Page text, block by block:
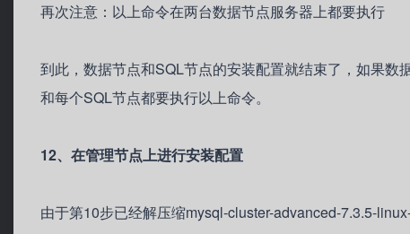
再次注意：以上命令在两台数据节点服务器上都要执行
到此，数据节点和SQL节点的安装配置就结束了，如果
和每个SQL节点都要执行以上命令。
12、在管理节点上进行安装配置
由于第10步已经解压缩mysql-cluster-advanced-7.3.5-